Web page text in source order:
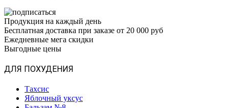
Продукция на каждый день
Бесплатная доставка при заказе от 20 000 руб
Ежедневные мега скидки
Выгодные цены
ДЛЯ ПОХУДЕНИЯ
Тахсис
Яблочный уксус